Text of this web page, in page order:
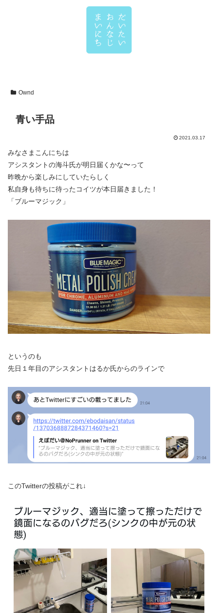
Ownd
青い手品
2021.03.17
みなさまこんにちは
アシスタントの海斗氏が明日届くかな〜って
昨晩から楽しみにしていたらしく
私自身も待ちに待ったコイツが本日届きました！
「ブルーマジック」
というのも
先日１年目のアシスタントはるか氏からのラインで
このTwitterの投稿がこれ↓